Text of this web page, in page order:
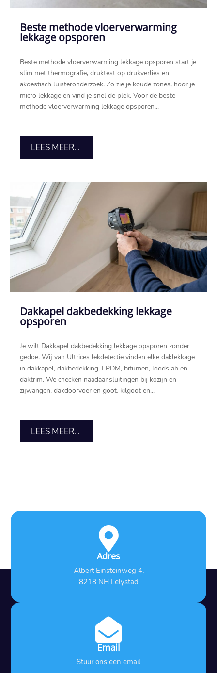
Beste methode vloerverwarming
lekkage opsporen
Beste methode vloerverwarming lekkage opsporen start je
slim met thermografie, druktest op drukverlies en
akoestisch luisteronderzoek.​ Zo zie je koude zones, hoor je
micro lekkage en vind je snel de plek.​ Voor de beste
methode vloerverwarming lekkage opsporen...
LEES MEER...
Dakkapel dakbedekking lekkage
opsporen
Je wilt Dakkapel dakbedekking lekkage opsporen zonder
gedoe.​ Wij van Ultrices lekdetectie vinden elke daklekkage
in dakkapel, dakbedekking, EPDM, bitumen, loodslab en
daktrim.​ We checken naadaansluitingen bij kozijn en
zijwangen, dakdoorvoer en goot, kilgoot en...
LEES MEER...

Adres
Albert Einsteinweg 4,
8218 NH Lelystad

Email
Stuur ons een email